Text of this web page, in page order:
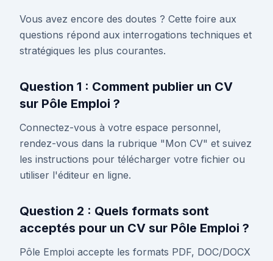
Vous avez encore des doutes ? Cette foire aux
questions répond aux interrogations techniques et
stratégiques les plus courantes.
Question 1 : Comment publier un CV
sur Pôle Emploi ?
Connectez-vous à votre espace personnel,
rendez-vous dans la rubrique "Mon CV" et suivez
les instructions pour télécharger votre fichier ou
utiliser l'éditeur en ligne.
Question 2 : Quels formats sont
acceptés pour un CV sur Pôle Emploi ?
Pôle Emploi accepte les formats PDF, DOC/DOCX